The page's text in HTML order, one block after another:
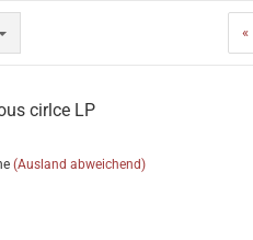
«
cirlce LP
(Ausland abweichend)